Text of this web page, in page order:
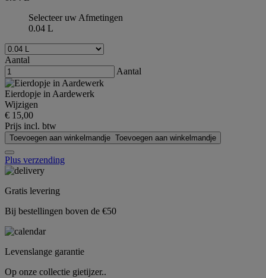
Selecteer uw Afmetingen
0.04 L
Aantal
Aantal
Eierdopje in Aardewerk
Wijzigen
€ 15,00
Prijs incl. btw
Toevoegen aan winkelmandje Toevoegen aan winkelmandje
Plus verzending
Gratis levering
Bij bestellingen boven de €50
Levenslange garantie
Op onze collectie gietijzer..